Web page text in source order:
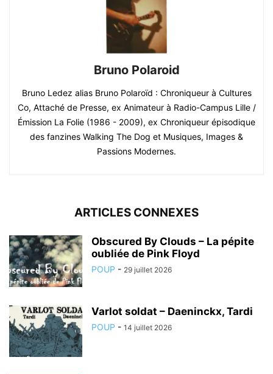
Bruno Polaroid
Bruno Ledez alias Bruno Polaroïd : Chroniqueur à Cultures
Co, Attaché de Presse, ex Animateur à Radio-Campus Lille /
Émission La Folie (1986 - 2009), ex Chroniqueur épisodique
des fanzines Walking The Dog et Musiques, Images &
Passions Modernes.
ARTICLES CONNEXES
Obscured By Clouds – La pépite
oubliée de Pink Floyd
POUP - 29 juillet 2026
Varlot soldat – Daeninckx, Tardi
POUP - 14 juillet 2026